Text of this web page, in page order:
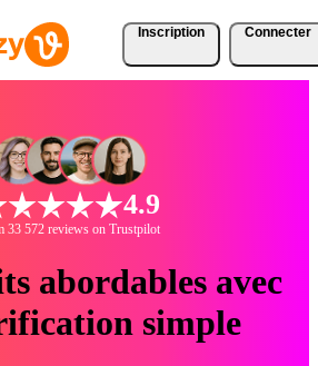
Inscription Connecter
4.9
33 572 reviews on Trustpilot
abordables avec
simple